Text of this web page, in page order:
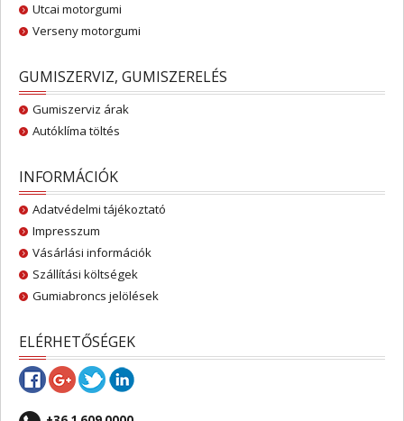
Utcai motorgumi
Verseny motorgumi
GUMISZERVIZ, GUMISZERELÉS
Gumiszerviz árak
Autóklíma töltés
INFORMÁCIÓK
Adatvédelmi tájékoztató
Impresszum
Vásárlási információk
Szállítási költségek
Gumiabroncs jelölések
ELÉRHETŐSÉGEK